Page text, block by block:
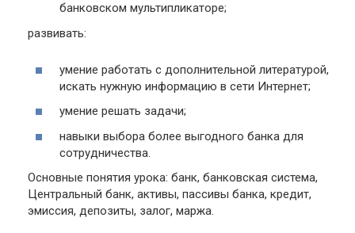
банковском мультипликаторе;
развивать:
умение работать с дополнительной литературой,
искать нужную информацию в сети Интернет;
умение решать задачи;
навыки выбора более выгодного банка для
сотрудничества.
Основные понятия урока: банк, банковская система,
Центральный банк, активы, пассивы банка, кредит,
эмиссия, депозиты, залог, маржа.